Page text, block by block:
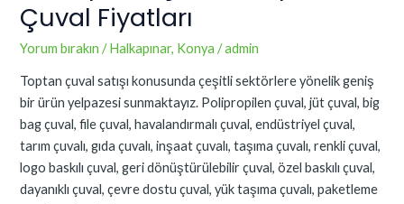
Çuval Fiyatları
Yorum bırakın /Halkapınar, Konya /admin
Toptan çuval satışı konusunda çeşitli sektörlere yönelik geniş
bir ürün yelpazesi sunmaktayız. Polipropilen çuval, jüt çuval, big
bag çuval, file çuval, havalandırmalı çuval, endüstriyel çuval,
tarım çuvalı, gıda çuvalı, inşaat çuvalı, taşıma çuvalı, renkli çuval,
logo baskılı çuval, geri dönüştürülebilir çuval, özel baskılı çuval,
dayanıklı çuval, çevre dostu çuval, yük taşıma çuvalı, paketleme
|
Toptan
Fiyatları